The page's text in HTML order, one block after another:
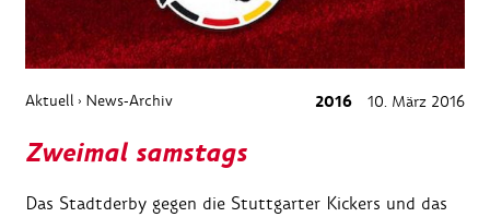
Aktuell › News-Archiv 2016 10. März 2016
Zweimal samstags
Das Stadtderby gegen die Stuttgarter Kickers und das